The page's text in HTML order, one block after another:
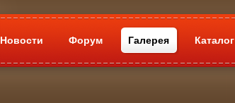
Новости Форум Галерея Каталог